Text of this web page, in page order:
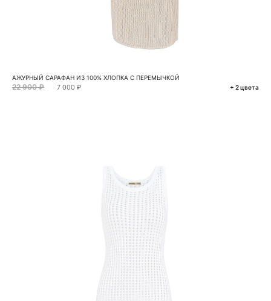
АЖУРНЫЙ САРАФАН ИЗ 100% ХЛОПКА С ПЕРЕМЫЧКОЙ
22 900 ₽ 7 000 ₽ + 2 цвета